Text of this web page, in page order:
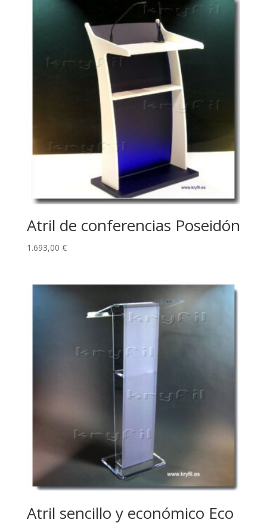
Atril de conferencias Poseidón
1.693,00 €
Atril sencillo y económico Eco